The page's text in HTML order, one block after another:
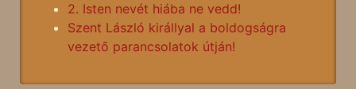
2. Isten nevét hiába ne vedd!
Szent László királlyal a boldogságra
vezető parancsolatok útján!